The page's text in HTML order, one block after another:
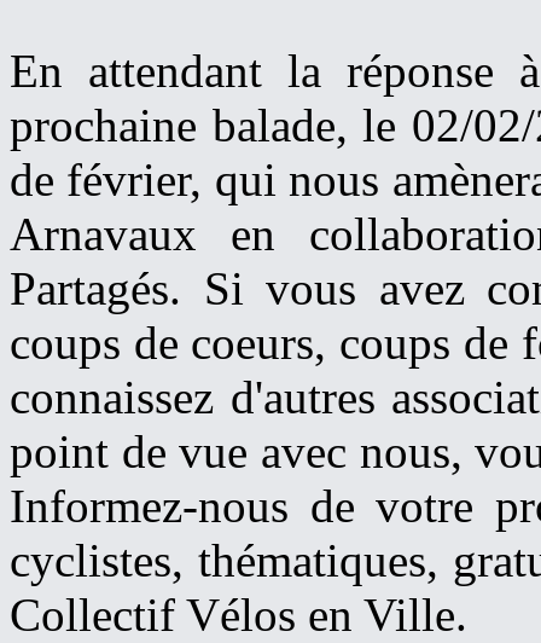
En attendant la réponse
prochaine balade, le 02/
de février, qui nous
Arnavaux en
Partagés. Si vous avez
coups de coeurs, coups de
connaissez d'autres
point de vue avec nous,
Informez-nous de votre
cyclistes, thématiques,
Collectif Vélos en Ville.